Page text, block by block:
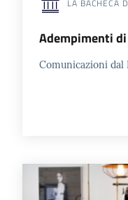
LA BACHECA
Adempimenti
Comunicazioni dal